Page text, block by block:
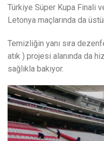
Türkiye Süper Kupa Finali
Letonya maçlarında da
Temizliğin yanı sıra
atık ) projesi alanında da
sağlıkla bakıyor.